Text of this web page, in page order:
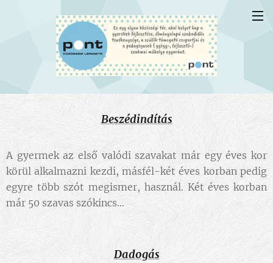
Beszédindítás
A gyermek az első valódi szavakat már egy éves kor
körül alkalmazni kezdi, másfél-két éves korban pedig
egyre több szót megismer, használ. Két éves korban
már 50 szavas szókincs...
Dadogás